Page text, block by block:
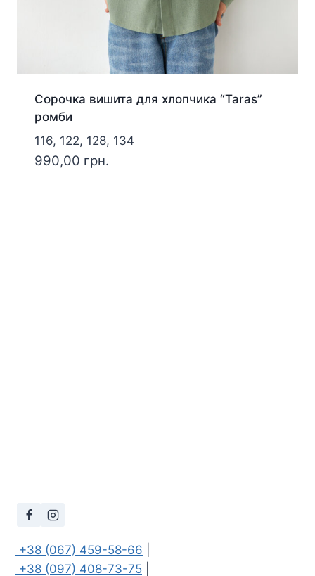
Сорочка вишита для хлопчика “Taras”
ромби
116, 122, 128, 134
990,00 грн.
+38 (067) 459-58-66
+38 (097) 408-73-75